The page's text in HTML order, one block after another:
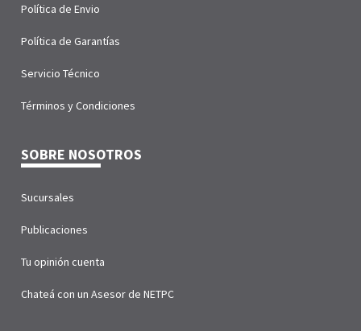
Política de Envio
Política de Garantías
Servicio Técnico
Términos y Condiciones
SOBRE NOSOTROS
Sucursales
Publicaciones
Tu opinión cuenta
Chateá con un Asesor de NETPC